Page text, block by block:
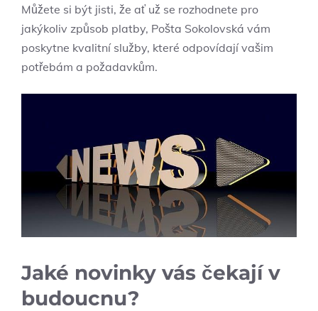
Můžete si být jisti, že ať už se rozhodnete pro
jakýkoliv způsob platby, Pošta Sokolovská vám
poskytne kvalitní služby, které odpovídají vašim
potřebám a požadavkům.
Jaké novinky vás čekají v
budoucnu?